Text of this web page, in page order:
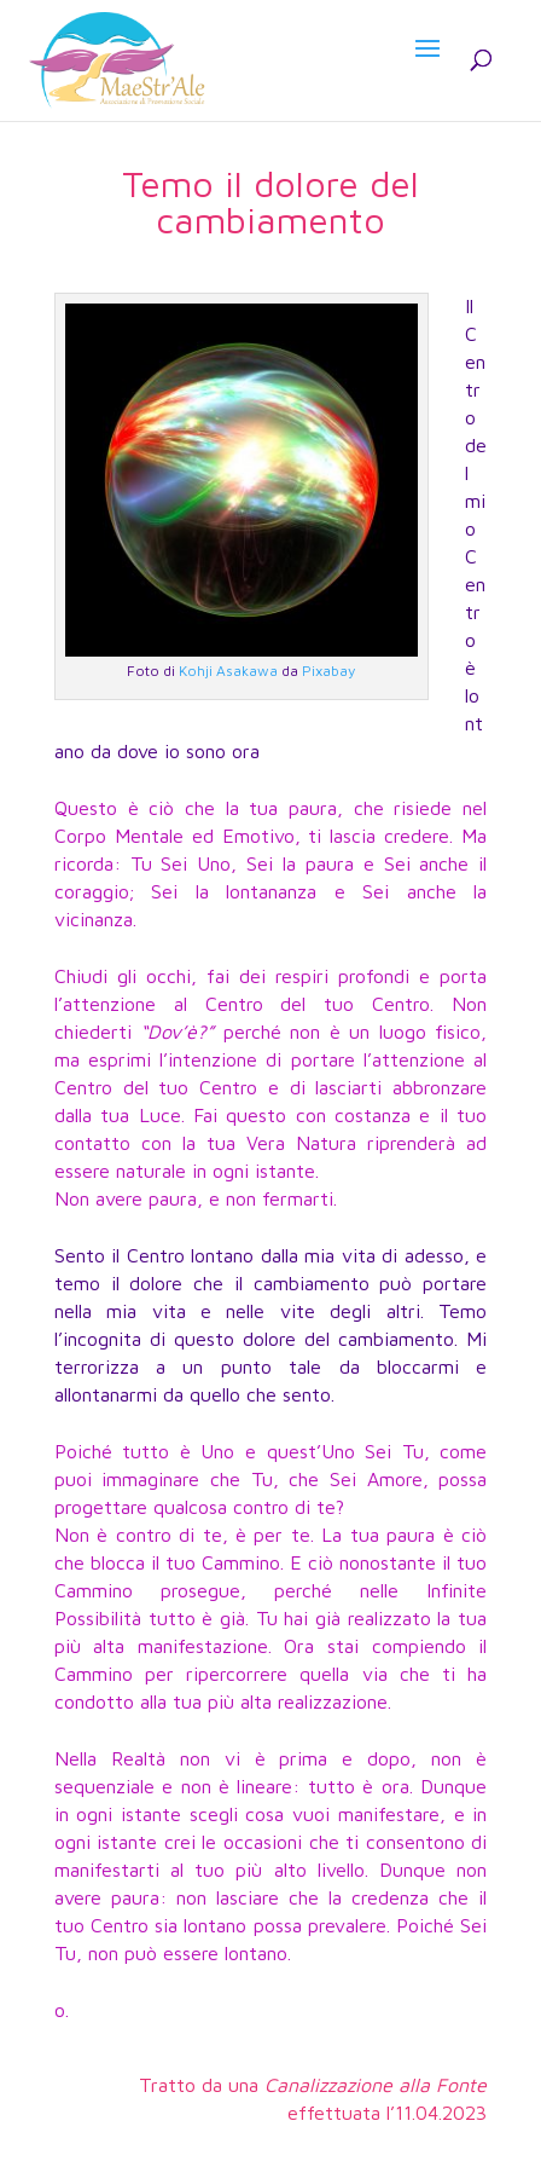
Temo il dolore del
cambiamento
Foto di Kohji Asakawa da Pixabay
Il
C
en
tr
o
de
l
mi
o
C
en
tr
o
è
lo
nt
ano da dove io sono ora
Questo è ciò che la tua paura, che risiede nel
Corpo Mentale ed Emotivo, ti lascia credere. Ma
ricorda: Tu Sei Uno, Sei la paura e Sei anche il
coraggio; Sei la lontananza e Sei anche la
vicinanza.
Chiudi gli occhi, fai dei respiri profondi e porta
l’attenzione al Centro del tuo Centro. Non
chiederti
“Dov’è?”perché non è un luogo fisico,
ma esprimi l’intenzione di portare l’attenzione al
Centro del tuo Centro e di lasciarti abbronzare
dalla tua Luce. Fai questo con costanza e il tuo
contatto con la tua Vera Natura riprenderà ad
essere naturale in ogni istante.
Non avere paura, e non fermarti.
Sento il Centro lontano dalla mia vita di adesso, e
temo il dolore che il cambiamento può portare
nella mia vita e nelle vite degli altri. Temo
l’incognita di questo dolore del cambiamento. Mi
terrorizza a un punto tale da bloccarmi e
allontanarmi da quello che sento.
Poiché tutto è Uno e quest’Uno Sei Tu, come
puoi immaginare che Tu, che Sei Amore, possa
progettare qualcosa contro di te?
Non è contro di te, è per te. La tua paura è ciò
che blocca il tuo Cammino. E ciò nonostante il tuo
Cammino prosegue, perché nelle Infinite
Possibilità tutto è già. Tu hai già realizzato la tua
più alta manifestazione. Ora stai compiendo il
Cammino per ripercorrere quella via che ti ha
condotto alla tua più alta realizzazione.
Nella Realtà non vi è prima e dopo, non è
sequenziale e non è lineare: tutto è ora. Dunque
in ogni istante scegli cosa vuoi manifestare, e in
ogni istante crei le occasioni che ti consentono di
manifestarti al tuo più alto livello. Dunque non
avere paura: non lasciare che la credenza che il
tuo Centro sia lontano possa prevalere. Poiché Sei
Tu, non può essere lontano.
o.
Tratto da una Canalizzazione alla Fonte
effettuata l’11.04.2023